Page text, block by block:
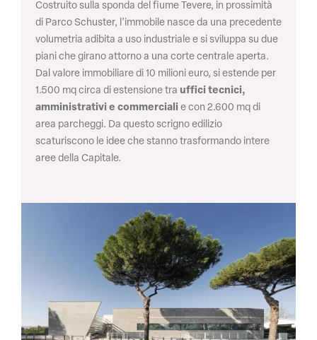
Costruito sulla sponda del fiume Tevere, in prossimità
di Parco Schuster, l’immobile nasce da una precedente
volumetria adibita a uso industriale e si sviluppa su due
piani che girano attorno a una corte centrale aperta.
Dal valore immobiliare di 10 milioni euro, si estende per
1.500 mq circa di estensione tra uffici tecnici,
amministrativi e commerciali e con 2.600 mq di
area parcheggi. Da questo scrigno edilizio
scaturiscono le idee che stanno trasformando intere
aree della Capitale.